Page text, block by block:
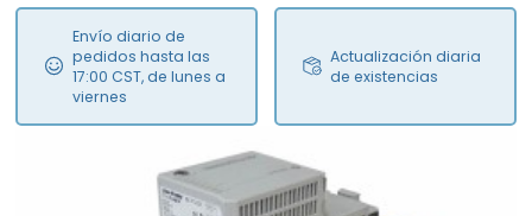
Envío diario de
pedidos hasta las
17:00 CST, de lunes a
viernes
Actualización diaria
de existencias